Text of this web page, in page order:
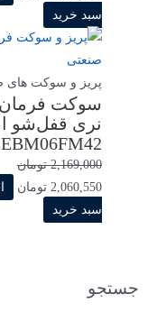
جستجو
سبد خرید
پریز و سوکت های
نری قفل‌شو
EBM06FM42
2,169,000 تومان
2,060,550 تومان
سبد خرید